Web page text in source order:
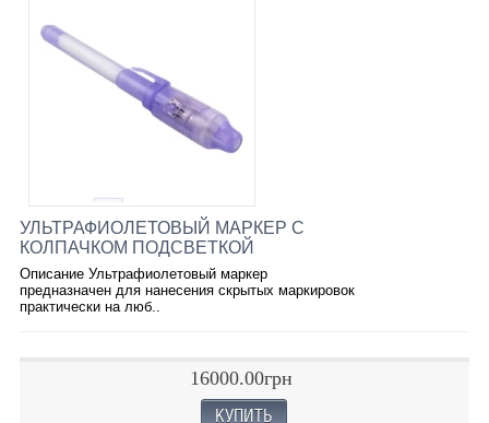
УЛЬТРАФИОЛЕТОВЫЙ МАРКЕР С
КОЛПАЧКОМ ПОДСВЕТКОЙ
Описание Ультрафиолетовый маркер
предназначен для нанесения скрытых маркировок
практически на люб..
16000.00грн